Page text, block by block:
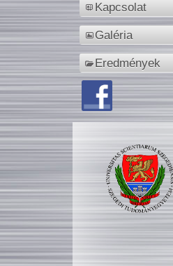
Kapcsolat
Galéria
Eredmények